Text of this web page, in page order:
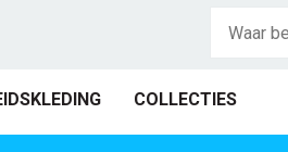
COLLECTIES